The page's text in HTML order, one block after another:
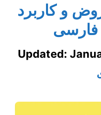
و کاربرد
فارسی
Updated: